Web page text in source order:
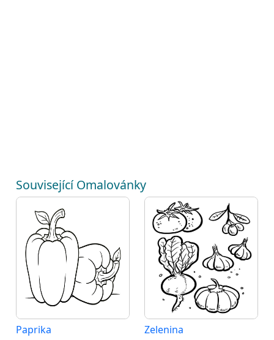
Související Omalovánky
Paprika Zelenina